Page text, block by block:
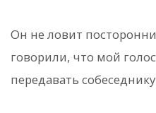
Он не ловит
говорили, что мой
передавать